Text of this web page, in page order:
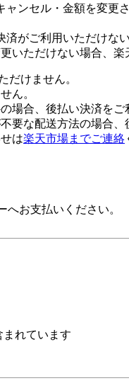
ンセル・金額を変
がご利用いただけな
いただけない場合、
だけません。
ん。
合、後払い決済をご
な配送方法の場合、
は楽天市場までご連絡
お支払いください。
まれています